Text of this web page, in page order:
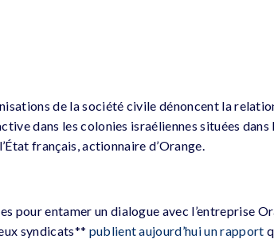
de la société civile dénoncent la
dans les colonies israéliennes situées
français, actionnaire d’Orange.
pour entamer un dialogue avec l’entreprise
syndicats** publient aujourd’hui un rapport